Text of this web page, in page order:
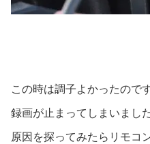
この時は調子よかったので
録画が止まってしまいました
原因を探ってみたらリモコ